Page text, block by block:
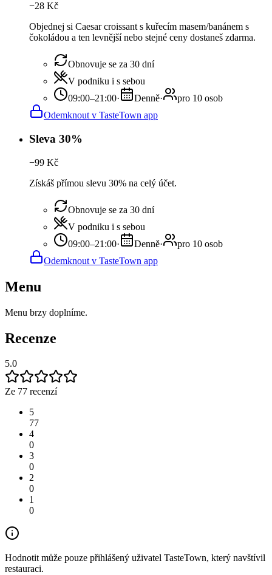
−28 Kč
Objednej si Caesar croissant s kuřecím masem/banánem s
čokoládou a ten levnější nebo stejné ceny dostaneš zdarma.
Obnovuje se za 30 dní
V podniku i s sebou
09:00–21:00· Denně·
pro 10 osob
Odemknout v TasteTown app
Sleva 30%
−99 Kč
Získáš přímou slevu 30% na celý účet.
Obnovuje se za 30 dní
V podniku i s sebou
09:00–21:00· Denně·
pro 10 osob
Odemknout v TasteTown app
Menu
Menu brzy doplníme.
Recenze
5.0
Ze 77 recenzí
5
77
4
0
3
0
2
0
1
0
Hodnotit může pouze přihlášený uživatel TasteTown, který navštívil
restauraci.